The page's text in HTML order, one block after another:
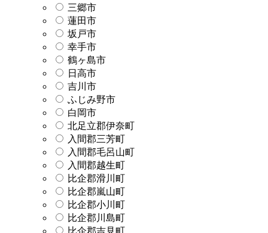
三郷市
蓮田市
坂戸市
幸手市
鶴ヶ島市
日高市
吉川市
ふじみ野市
白岡市
北足立郡伊奈町
入間郡三芳町
入間郡毛呂山町
入間郡越生町
比企郡滑川町
比企郡嵐山町
比企郡小川町
比企郡川島町
比企郡吉見町